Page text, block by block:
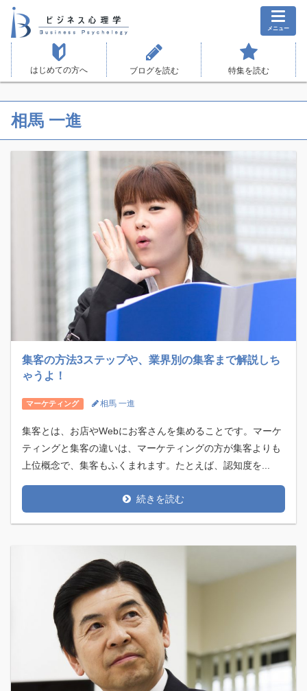
メニュー
はじめての方へ ブログを読む 特集を読む
相馬 一進
集客の方法3ステップや、業界別の集客まで解説しち
ゃうよ！
マーケティング 相馬 一進
集客とは、お店やWebにお客さんを集めることです。マーケ
ティングと集客の違いは、マーケティングの方が集客よりも
上位概念で、集客もふくまれます。たとえば、認知度を...
続きを読む